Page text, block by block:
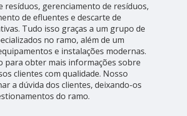
gerenciamento de resíduos,
de efluentes e descarte de
Tudo isso graças a um grupo de
no ramo, além de um
e instalações modernas.
para obter mais informações sobre
clientes com qualidade. Nosso
a dúvida dos clientes, deixando-os
do ramo.